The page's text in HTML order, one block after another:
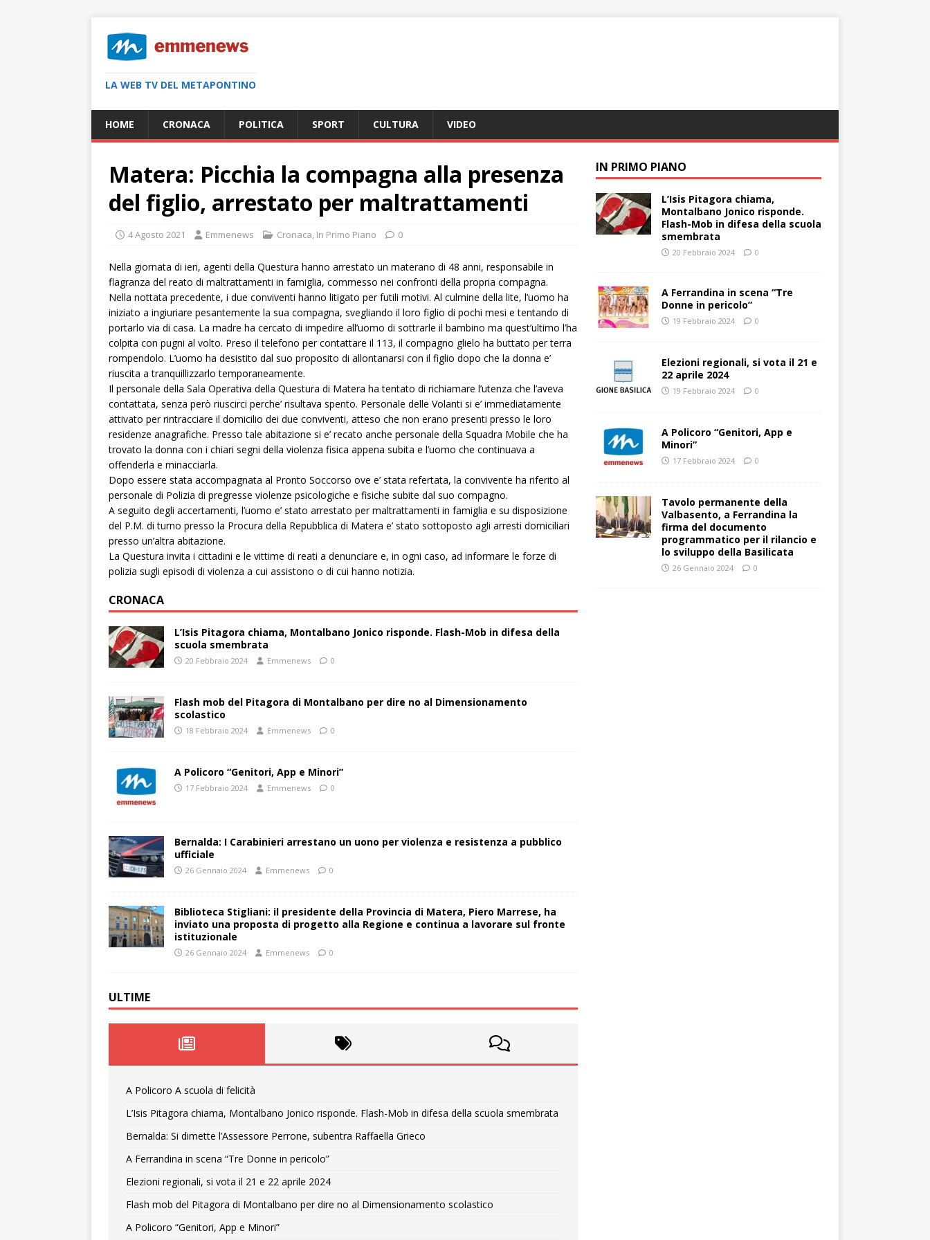
LA WEB TV DEL METAPONTINO
HOME CRONACA POLITICA SPORT CULTURA VIDEO
Matera: Picchia la compagna alla presenza
del figlio, arrestato per maltrattamenti
4 Agosto 2021 Emmenews Cronaca, In Primo Piano 0
Nella giornata di ieri, agenti della Questura hanno arrestato un materano di 48 anni, responsabile in
flagranza del reato di maltrattamenti in famiglia, commesso nei confronti della propria compagna.
Nella nottata precedente, i due conviventi hanno litigato per futili motivi. Al culmine della lite, l’uomo ha
iniziato a ingiuriare pesantemente la sua compagna, svegliando il loro figlio di pochi mesi e tentando di
portarlo via di casa. La madre ha cercato di impedire all’uomo di sottrarle il bambino ma quest’ultimo l’ha
colpita con pugni al volto. Preso il telefono per contattare il 113, il compagno glielo ha buttato per terra
rompendolo. L’uomo ha desistito dal suo proposito di allontanarsi con il figlio dopo che la donna e’
riuscita a tranquillizzarlo temporaneamente.
Il personale della Sala Operativa della Questura di Matera ha tentato di richiamare l’utenza che l’aveva
contattata, senza però riuscirci perche’ risultava spento. Personale delle Volanti si e’ immediatamente
attivato per rintracciare il domicilio dei due conviventi, atteso che non erano presenti presso le loro
residenze anagrafiche. Presso tale abitazione si e’ recato anche personale della Squadra Mobile che ha
trovato la donna con i chiari segni della violenza fisica appena subita e l’uomo che continuava a
offenderla e minacciarla.
Dopo essere stata accompagnata al Pronto Soccorso ove e’ stata refertata, la convivente ha riferito al
personale di Polizia di pregresse violenze psicologiche e fisiche subite dal suo compagno.
A seguito degli accertamenti, l’uomo e’ stato arrestato per maltrattamenti in famiglia e su disposizione
del P.M. di turno presso la Procura della Repubblica di Matera e’ stato sottoposto agli arresti domiciliari
presso un’altra abitazione.
La Questura invita i cittadini e le vittime di reati a denunciare e, in ogni caso, ad informare le forze di
polizia sugli episodi di violenza a cui assistono o di cui hanno notizia.
CRONACA
L’Isis Pitagora chiama, Montalbano Jonico risponde. Flash-Mob in difesa della
scuola smembrata
20 Febbraio 2024 Emmenews 0
Flash mob del Pitagora di Montalbano per dire no al Dimensionamento
scolastico
18 Febbraio 2024 Emmenews 0
A Policoro “Genitori, App e Minori”
17 Febbraio 2024 Emmenews 0
Bernalda: I Carabinieri arrestano un uono per violenza e resistenza a pubblico
ufficiale
26 Gennaio 2024 Emmenews 0
Biblioteca Stigliani: il presidente della Provincia di Matera, Piero Marrese, ha
inviato una proposta di progetto alla Regione e continua a lavorare sul fronte
istituzionale
26 Gennaio 2024 Emmenews 0
ULTIME
A Policoro A scuola di felicità
L’Isis Pitagora chiama, Montalbano Jonico risponde. Flash-Mob in difesa della scuola smembrata
Bernalda: Si dimette l’Assessore Perrone, subentra Raffaella Grieco
A Ferrandina in scena “Tre Donne in pericolo”
Elezioni regionali, si vota il 21 e 22 aprile 2024
Flash mob del Pitagora di Montalbano per dire no al Dimensionamento scolastico
A Policoro “Genitori, App e Minori”
IN PRIMO PIANO
L’Isis Pitagora chiama,
Montalbano Jonico risponde.
Flash-Mob in difesa della scuola
smembrata
20 Febbraio 2024 0
A Ferrandina in scena “Tre
Donne in pericolo”
19 Febbraio 2024 0
Elezioni regionali, si vota il 21 e
22 aprile 2024
19 Febbraio 2024 0
A Policoro “Genitori, App e
Minori”
17 Febbraio 2024 0
Tavolo permanente della
Valbasento, a Ferrandina la
firma del documento
programmatico per il rilancio e
lo sviluppo della Basilicata
26 Gennaio 2024 0